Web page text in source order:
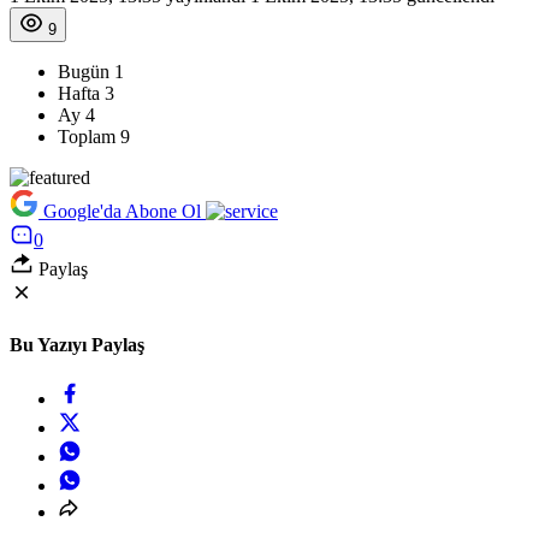
9
Bugün 1
Hafta 3
Ay 4
Toplam 9
Google'da Abone Ol
0
Paylaş
Bu Yazıyı Paylaş